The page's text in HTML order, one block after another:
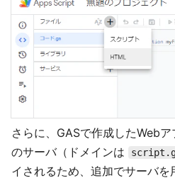
さらに、GASで作成したWeb
のサーバ（ドメインは
イされるため、追加でサーバ